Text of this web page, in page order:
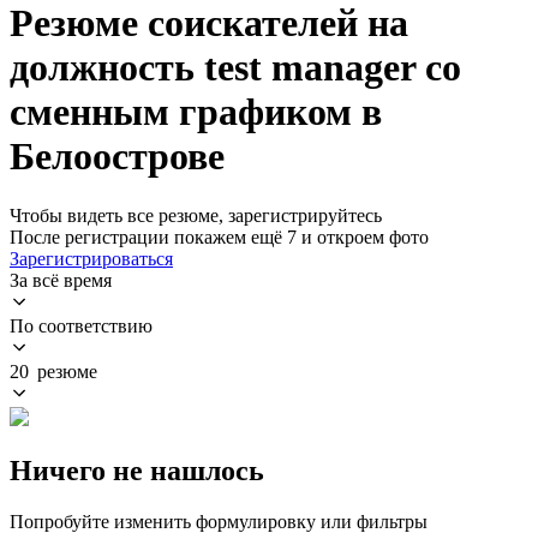
Резюме соискателей на
должность test manager со
сменным графиком в
Белоострове
Чтобы видеть все резюме, зарегистрируйтесь
После регистрации покажем ещё 7 и откроем фото
Зарегистрироваться
За всё время
По соответствию
20 резюме
Ничего не нашлось
Попробуйте изменить формулировку или фильтры